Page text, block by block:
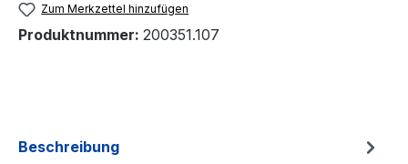
Zum Merkzettel hinzufügen
Produktnummer: 200351.107
Beschreibung